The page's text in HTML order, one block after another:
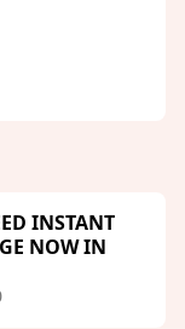
INSTANT
NOW IN